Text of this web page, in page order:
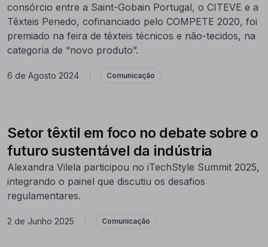
consórcio entre a Saint-Gobain Portugal, o CITEVE e a
Têxteis Penedo, cofinanciado pelo COMPETE 2020, foi
premiado na feira de têxteis técnicos e não-tecidos, na
categoria de “novo produto”.
6 de Agosto 2024 Comunicação
Setor têxtil em foco no debate sobre o
futuro sustentável da indústria
Alexandra Vilela participou no iTechStyle Summit 2025,
integrando o painel que discutiu os desafios
regulamentares.
2 de Junho 2025 Comunicação